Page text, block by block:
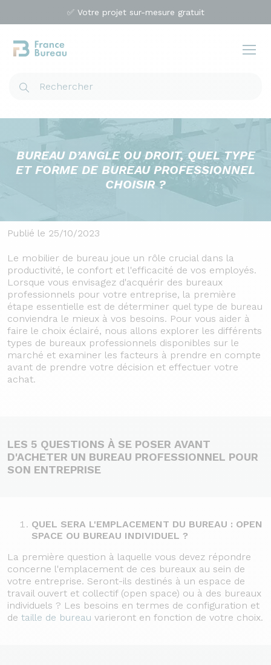
✅ Votre projet sur-mesure gratuit
BUREAU D’ANGLE OU DROIT, QUEL TYPE
ET FORME DE BUREAU PROFESSIONNEL
CHOISIR ?
Publié le 25/10/2023
Le mobilier de bureau joue un rôle crucial dans la
productivité, le confort et l'efficacité de vos employés.
Lorsque vous envisagez d'acquérir des bureaux
professionnels pour votre entreprise, la première
étape essentielle est de déterminer quel type de bureau
conviendra le mieux à vos besoins. Pour vous aider à
faire le choix éclairé, nous allons explorer les différents
types de bureaux professionnels disponibles sur le
marché et examiner les facteurs à prendre en compte
avant de prendre votre décision et effectuer votre
achat.
LES 5 QUESTIONS À SE POSER AVANT
D'ACHETER UN BUREAU PROFESSIONNEL POUR
SON ENTREPRISE
QUEL SERA L'EMPLACEMENT DU BUREAU : OPEN
SPACE OU BUREAU INDIVIDUEL ?
La première question à laquelle vous devez répondre
concerne l'emplacement de ces bureaux au sein de
votre entreprise. Seront-ils destinés à un espace de
travail ouvert et collectif (open space) ou à des bureaux
individuels ? Les besoins en termes de configuration et
de taille de bureau varieront en fonction de votre choix.